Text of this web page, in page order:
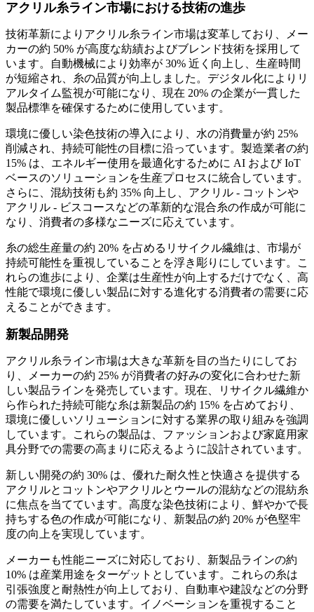
アクリル糸ライン市場における技術の進歩
技術革新によりアクリル糸ライン市場は変革しており、メー
カーの約 50% が高度な紡績およびブレンド技術を採用して
います。自動機械により効率が 30% 近く向上し、生産時間
が短縮され、糸の品質が向上しました。デジタル化によりリ
アルタイム監視が可能になり、現在 20% の企業が一貫した
製品標準を確保するために使用しています。
環境に優しい染色技術の導入により、水の消費量が約 25%
削減され、持続可能性の目標に沿っています。製造業者の約
15% は、エネルギー使用を最適化するために AI および IoT
ベースのソリューションを生産プロセスに統合しています。
さらに、混紡技術も約 35% 向上し、アクリル - コットンや
アクリル - ビスコースなどの革新的な混合糸の作成が可能に
なり、消費者の多様なニーズに応えています。
糸の総生産量の約 20% を占めるリサイクル繊維は、市場が
持続可能性を重視していることを浮き彫りにしています。こ
れらの進歩により、企業は生産性が向上するだけでなく、高
性能で環境に優しい製品に対する進化する消費者の需要に応
えることができます。
新製品開発
アクリル糸ライン市場は大きな革新を目の当たりにしてお
り、メーカーの約 25% が消費者の好みの変化に合わせた新
しい製品ラインを発売しています。現在、リサイクル繊維か
ら作られた持続可能な糸は新製品の約 15% を占めており、
環境に優しいソリューションに対する業界の取り組みを強調
しています。これらの製品は、ファッションおよび家庭用家
具分野での需要の高まりに応えるように設計されています。
新しい開発の約 30% は、優れた耐久性と快適さを提供する
アクリルとコットンやアクリルとウールの混紡などの混紡糸
に焦点を当てています。高度な染色技術により、鮮やかで長
持ちする色の作成が可能になり、新製品の約 20% が色堅牢
度の向上を実現しています。
メーカーも性能ニーズに対応しており、新製品ラインの約
10% は産業用途をターゲットとしています。これらの糸は
引張強度と耐熱性が向上しており、自動車や建設などの分野
の需要を満たしています。イノベーションを重視すること